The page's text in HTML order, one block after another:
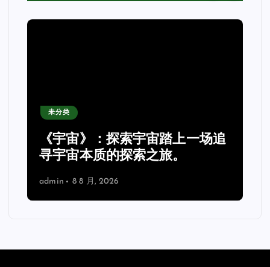
未分类
《宇宙》：探索宇宙踏上一场追
寻宇宙本质的探索之旅。
admin 8 8 月, 2026